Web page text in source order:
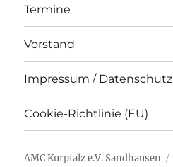
Termine
Vorstand
Impressum / Datenschutz
Cookie-Richtlinie (EU)
AMC Kurpfalz e.V. Sandhausen